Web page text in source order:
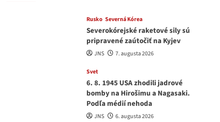
Rusko Severná Kórea
Severokórejské raketové sily sú
pripravené zaútočiť na Kyjev
JNS 7. augusta 2026
Svet
6. 8. 1945 USA zhodili jadrové
bomby na Hirošimu a Nagasaki.
Podľa médií nehoda
JNS 6. augusta 2026